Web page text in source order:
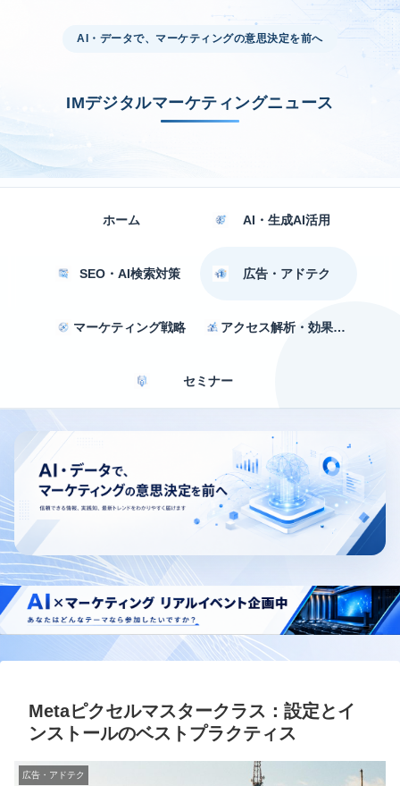
AI・データで、マーケティングの意思決定を前へ
IMデジタルマーケティングニュース
ホーム AI・生成AI活用
SEO・AI検索対策 広告・アドテク
マーケティング戦略 アクセス解析・効果測定
セミナー
Metaピクセルマスタークラス：設定とイ
ンストールのベストプラクティス
広告・アドテク